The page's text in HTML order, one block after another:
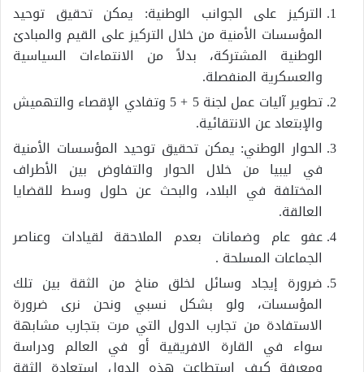
التركيز على الجوانب الوطنية: يمكن تحقيق توحيد
المؤسسات الأمنية من خلال التركيز على القيم والمبادئ
الوطنية المشتركة، بدلاً من الانتماءات السياسية
والعسكرية المنفصلة.
تطوير آليات عمل لجنة 5 + 5 وتفادي الإقصاء والتهميش
والإبتعاد عن الانتقائية.
الحوار الوطني: يمكن تحقيق توحيد المؤسسات الأمنية
في ليبيا من خلال الحوار والتفاوض بين الأطراف
المختلفة في البلاد، والبحث عن حلول وسط للقضايا
العالقة.
عفو عام وضمانات بعدم الملاحقة لقيادات وعناصر
الجماعات المسلحة .
ضرورة إيجاد وسائل لخلق مناخ من الثقة بين تلك
المؤسسات، ولو بشكل نسبي ونحن نرى ضرورة
الاستفادة من تجارب الدول التي مرت بتجارب مشابهة
سواء في القارة الافريقية أو في العالم ودراسة